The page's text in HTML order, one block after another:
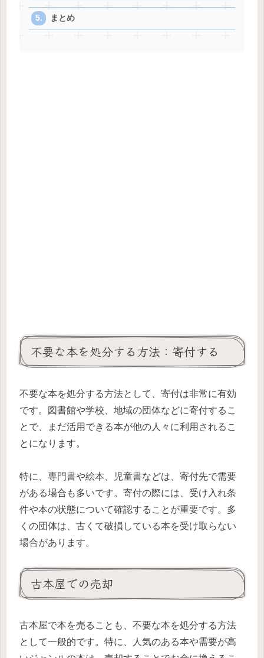
まとめ
不要な本を処分する方法：寄付する
不要な本を処分する方法として、寄付は非常に有効
です。図書館や学校、地域の団体などに寄付するこ
とで、まだ活用できる本が他の人々に利用されるこ
とになります。
特に、専門書や絵本、児童書などは、寄付先で需要
がある場合も多いです。寄付の際には、受け入れ条
件や本の状態について確認することが重要です。多
くの団体は、古くて破損している本を受け取らない
場合があります。
古本屋での売却
古本屋で本を売ることも、不要な本を処分する方法
として一般的です。特に、人気のある本や需要が高